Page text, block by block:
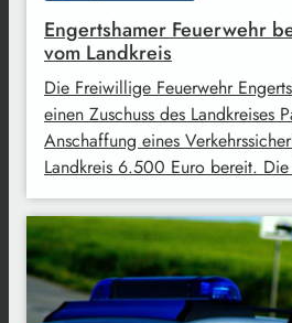
Engertshamer Feuerwehr
vom Landkreis
Die Freiwillige Feuerwehr
einen Zuschuss des Landkreises
Anschaffung eines
Landkreis 6.500 Euro bereit.